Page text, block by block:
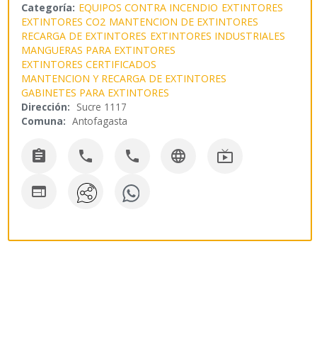
Categoría: EQUIPOS CONTRA INCENDIO EXTINTORES
EXTINTORES CO2 MANTENCION DE EXTINTORES
RECARGA DE EXTINTORES EXTINTORES INDUSTRIALES
MANGUERAS PARA EXTINTORES
EXTINTORES CERTIFICADOS
MANTENCION Y RECARGA DE EXTINTORES
GABINETES PARA EXTINTORES
Dirección: Sucre 1117
Comuna: Antofagasta
    
